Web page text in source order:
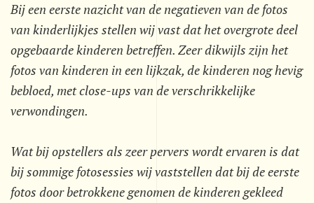
Bij een eerste nazicht van de negatieven van de fotos
van kinderlijkjes stellen wij vast dat het overgrote deel
opgebaarde kinderen betreffen. Zeer dikwijls zijn het
fotos van kinderen in een lijkzak, de kinderen nog hevig
bebloed, met close-ups van de verschrikkelijke
verwondingen.
Wat bij opstellers als zeer pervers wordt ervaren is dat
bij sommige fotosessies wij vaststellen dat bij de eerste
fotos door betrokkene genomen de kinderen gekleed